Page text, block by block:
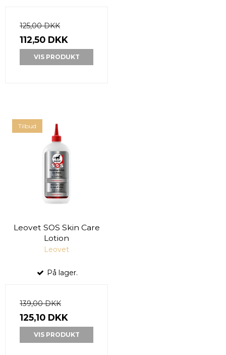
125,00 DKK
112,50 DKK
VIS PRODUKT
Tilbud
Leovet SOS Skin Care
Lotion
Leovet
På lager.
139,00 DKK
125,10 DKK
VIS PRODUKT